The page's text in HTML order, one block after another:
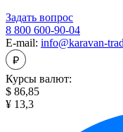
Задать вопрос
8 800 600-90-04
E-mail: info@karavan-
Курсы валют:
$ 86,85
¥ 13,3